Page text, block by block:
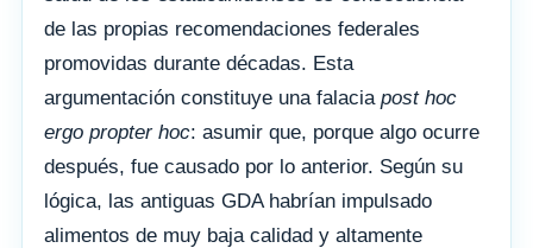
de las propias recomendaciones federales
promovidas durante décadas. Esta
argumentación constituye una falacia post hoc
ergo propter hoc: asumir que, porque algo ocurre
después, fue causado por lo anterior. Según su
lógica, las antiguas GDA habrían impulsado
alimentos de muy baja calidad y altamente